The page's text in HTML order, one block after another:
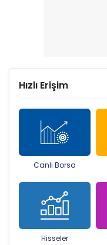
Hızlı Erişim
Canlı Borsa
Hisseler